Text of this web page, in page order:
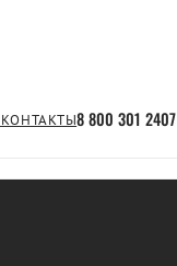
КОНТАКТЫ8 800 301 2407
Применение Продукция